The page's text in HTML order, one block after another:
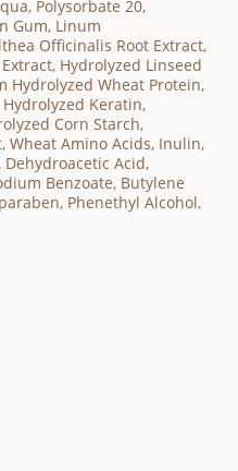
Polysorbate 20,
Gum, Linum
Officinalis Root Extract,
Hydrolyzed Linseed
Hydrolyzed Wheat Protein,
Keratin,
Corn Starch,
Wheat Amino Acids, Inulin,
Dehydroacetic Acid,
Benzoate, Butylene
Phenethyl Alcohol,